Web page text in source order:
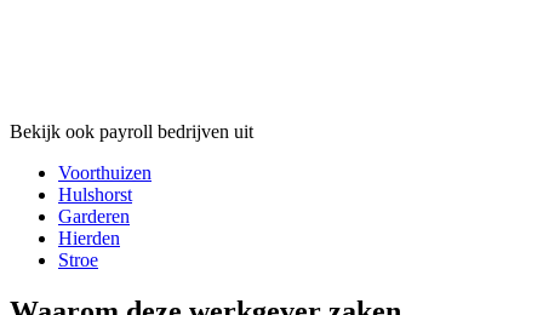
Bekijk ook payroll bedrijven uit
Voorthuizen
Hulshorst
Garderen
Hierden
Stroe